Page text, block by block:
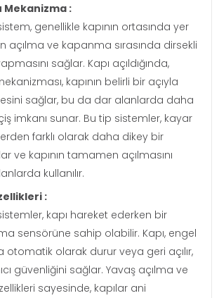
Mekanizma :
genellikle kapının ortasında yer
açılma ve kapanma sırasında dirsekli
sağlar. Kapı açıldığında,
kapının belirli bir açıyla
sağlar, bu da dar alanlarda daha
imkanı sunar. Bu tip sistemler, kayar
farklı olarak daha dikey bir
ve kapının tamamen açılmasını
kullanılır.
:
kapı hareket ederken bir
sensörüne sahip olabilir. Kapı, engel
otomatik olarak durur veya geri açılır,
güvenliğini sağlar. Yavaş açılma ve
sayesinde, kapılar ani